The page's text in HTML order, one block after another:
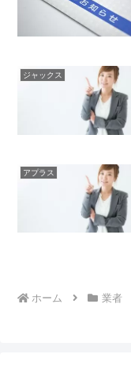
ジャックス
アプラス
ホーム 業者